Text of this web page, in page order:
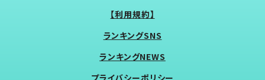
【利用規約】
ランキングSNS
ランキングNEWS